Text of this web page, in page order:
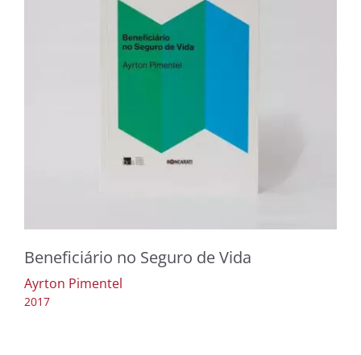
Beneficiário no Seguro de Vida
Ayrton Pimentel
2017